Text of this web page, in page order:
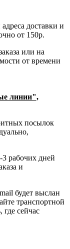
доставки и
от 150р.
или на
от времени
линии",
посылок
3 рабочих дней
и
будет выслан
транспортной
сейчас